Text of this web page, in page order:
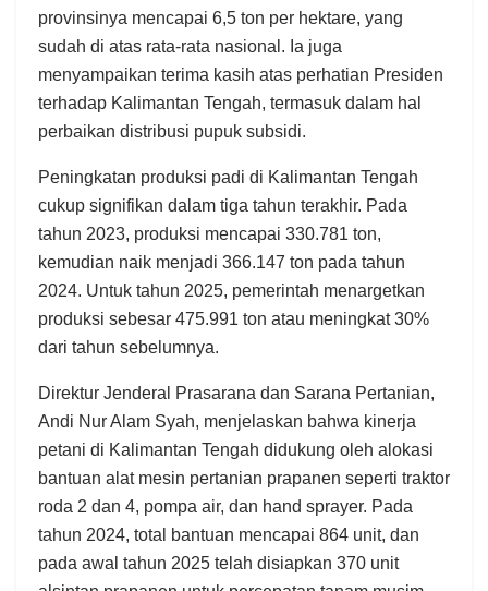
provinsinya mencapai 6,5 ton per hektare, yang
sudah di atas rata-rata nasional. Ia juga
menyampaikan terima kasih atas perhatian Presiden
terhadap Kalimantan Tengah, termasuk dalam hal
perbaikan distribusi pupuk subsidi. ​
Peningkatan produksi padi di Kalimantan Tengah
cukup signifikan dalam tiga tahun terakhir. Pada
tahun 2023, produksi mencapai 330.781 ton,
kemudian naik menjadi 366.147 ton pada tahun
2024. Untuk tahun 2025, pemerintah menargetkan
produksi sebesar 475.991 ton atau meningkat 30%
dari tahun sebelumnya.
Direktur Jenderal Prasarana dan Sarana Pertanian,
Andi Nur Alam Syah, menjelaskan bahwa kinerja
petani di Kalimantan Tengah didukung oleh alokasi
bantuan alat mesin pertanian prapanen seperti traktor
roda 2 dan 4, pompa air, dan hand sprayer. Pada
tahun 2024, total bantuan mencapai 864 unit, dan
pada awal tahun 2025 telah disiapkan 370 unit